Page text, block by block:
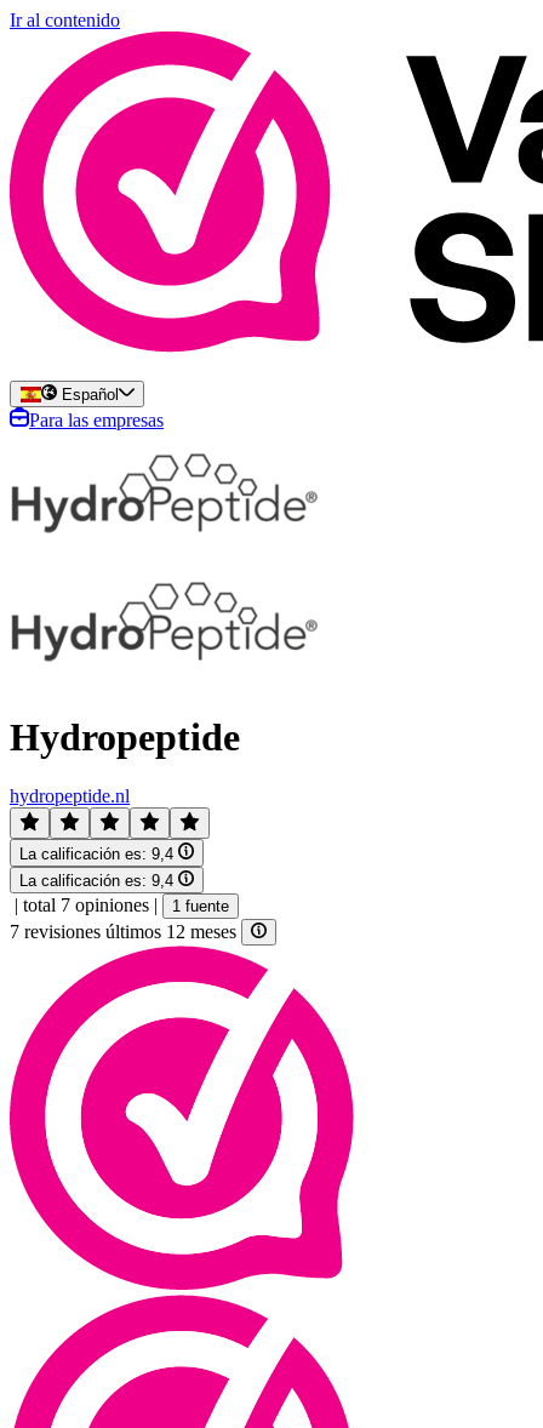
Ir al contenido
Español
Para las empresas
Hydropeptide
hydropeptide.nl
La calificación es: 9,4
La calificación es: 9,4
| total 7 opiniones | 1 fuente
7 revisiones últimos 12 meses